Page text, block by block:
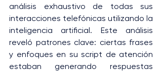
análisis exhaustivo de todas sus
interacciones telefónicas utilizando la
inteligencia artificial. Este análisis
reveló patrones clave: ciertas frases
y enfoques en su script de atención
estaban generando respuestas